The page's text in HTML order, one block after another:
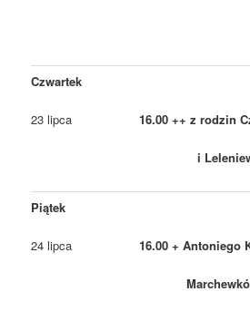
Czwartek
23 lipca 16.00 ++ z rodzin
i
Piątek
24 lipca 16.00 + Antoniego
Marchewków